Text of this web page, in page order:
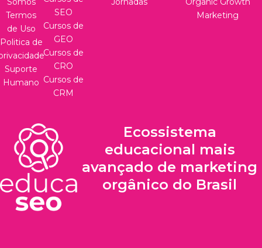
Termos
de Uso
Politica de
Suporte
Humano
SEO
Cursos de
GEO
Cursos de
CRO
Cursos de
CRM
Marketing
Ecossistema
educacional mais
avançado de marketing
orgânico do Brasil